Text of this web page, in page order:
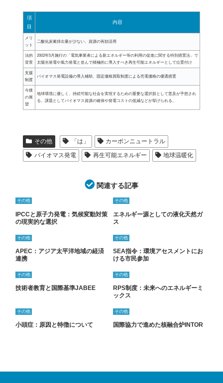
項
目
内容
メリ
ット
二酸化炭素排出量が少ない、資源の有効活用
法的
背景
2002年5月施行の「電気事業者による新エネルギー等の利用の促進に関する特別措置法」で
太陽光発電や風力発電と並んで積極的に導入すべき再生可能エネルギーとして位置付け
支援
制度
バイオマス発電設備の導入補助、固定価格買取制度による売電価格の優遇措置
今後
の展
望
地球環境に優しく、持続可能な社会を実現するための重要な選択肢として普及が予想され
る。課題としてバイオマス資源の確保や発電コストの低減などが挙げられる。
その他 「は」
カーボンニュートラル
バイオマス発電
再生可能エネルギー 地球温暖化
関連する記事
その他
IPCCと原子力発電：気候変動対策
の現実的な選択
その他
エネルギー源としての液化天然ガ
ス
その他
APEC：アジア太平洋地域の経済
連携
その他
SEA指令：環境アセスメントにお
ける市民参加
その他
技術者教育と国際基準JABEE
その他
RPS制度：未来へのエネルギーミ
ックス
その他
小頭症：原因と特徴について
その他
国際協力で進めた核融合炉INTOR